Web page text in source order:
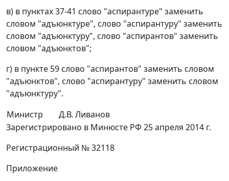
в) в пунктах 37-41 слово "аспирантуре" заменить
словом "адъюнктуре", слово "аспирантуру" заменить
словом "адъюнктуру", слово "аспирантов" заменить
словом "адъюнктов";
г) в пункте 59 слово "аспирантов" заменить словом
"адъюнктов", слово "аспирантуру" заменить словом
"адъюнктуру".
Министр
Д.В. Ливанов
Зарегистрировано в Минюсте РФ 25 апреля 2014 г.
Регистрационный № 32118
Приложение